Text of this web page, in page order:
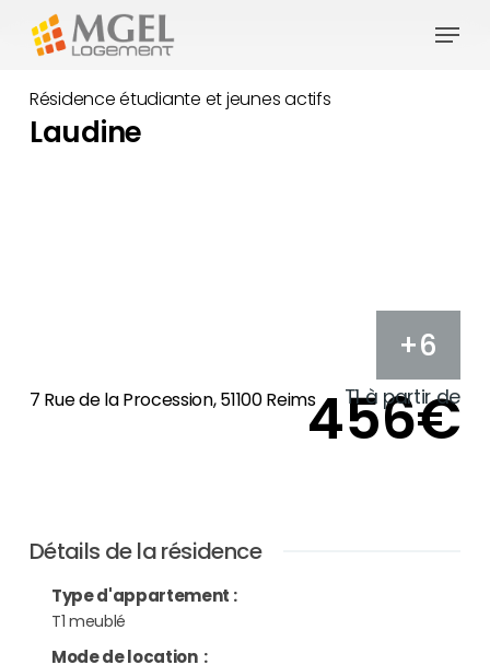
content
Menu
Résidence étudiante et jeunes actifs
Laudine
+6
7 Rue de la Procession, 51100 Reims456€
T1 à partir de
Détails de la résidence
Type d'appartement :
T1 meublé
Mode de location :